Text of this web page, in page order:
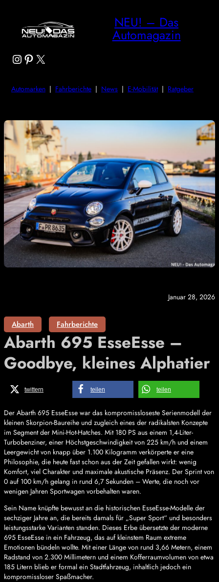
NEU! – Das
Automagazin
Instagram
Pinterest
X
Automarken | Fahrberichte | News | E-Mobilität| Ratgeber
Januar 28, 2026
Abarth Fahrberichte
Abarth 695 EsseEsse –
Goodbye, kleines Alphatier
twittern teilen teilen
Der Abarth 695 EsseEsse war das kompromissloseste Serienmodell der
kleinen Skorpion-Baureihe und zugleich eines der radikalsten Konzepte
im Segment der Mini-Hot-Hatches. Mit 180 PS aus einem 1,4-Liter-
Turbobenziner, einer Höchstgeschwindigkeit von 225 km/h und einem
Leergewicht von knapp über 1.100 Kilogramm verkörperte er eine
Philosophie, die heute fast schon aus der Zeit gefallen wirkt: wenig
Komfort, viel Charakter und maximale akustische Präsenz. Der Sprint von
0 auf 100 km/h gelang in rund 6,7 Sekunden – Werte, die noch vor
wenigen Jahren Sportwagen vorbehalten waren.
Sein Name knüpfte bewusst an die historischen EsseEsse-Modelle der
sechziger Jahre an, die bereits damals für „Super Sport“ und besonders
leistungsstarke Varianten standen. Dieses Erbe übersetzte der moderne
695 EsseEsse in ein Fahrzeug, das auf kleinstem Raum extreme
Emotionen bündeln wollte. Mit einer Länge von rund 3,66 Metern, einem
Radstand von 2.300 Millimetern und einem Kofferraumvolumen von etwa
185 Litern blieb er formal ein Stadtfahrzeug, inhaltlich jedoch ein
kompromissloser Spaßmacher.